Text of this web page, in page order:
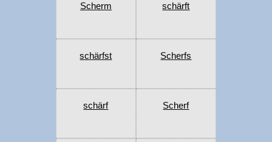
Scherm schärft
schärfst Scherfs
schärf Scherf